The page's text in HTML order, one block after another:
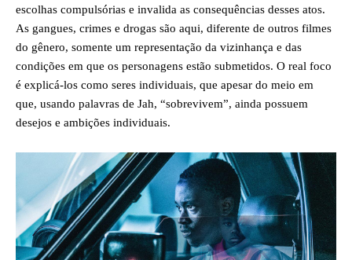
escolhas compulsórias e invalida as consequências desses atos.
As gangues, crimes e drogas são aqui, diferente de outros filmes
do gênero, somente um representação da vizinhança e das
condições em que os personagens estão submetidos. O real foco
é explicá-los como seres individuais, que apesar do meio em
que, usando palavras de Jah, “sobrevivem”, ainda possuem
desejos e ambições individuais.